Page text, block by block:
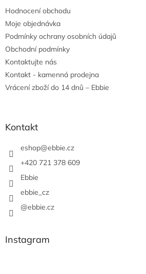
Hodnocení obchodu
Moje objednávka
Podmínky ochrany osobních údajů
Obchodní podmínky
Kontaktujte nás
Kontakt - kamenná prodejna
Vrácení zboží do 14 dnů – Ebbie
Kontakt
eshop@ebbie.cz
+420 721 378 609
Ebbie
ebbie_cz
@ebbie.cz
Instagram